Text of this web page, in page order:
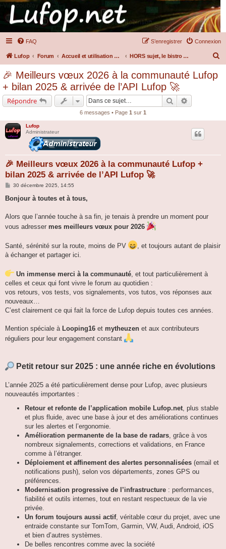
FAQ Connexion
S’enregistrer
Lufop Forum Accueil et utilisation du forum HORS sujet, le bistro chez Lulu !!
🎉 Meilleurs vœux 2026 à la communauté Lufop
+ bilan 2025 & arrivée de l’API Lufop 🚀
Répondre Rechercher
6 messages • Page 1 sur 1
Lufop
Administrateur
🎉 Meilleurs vœux 2026 à la communauté Lufop +
bilan 2025 & arrivée de l’API Lufop 🚀
M
s
g
30 décembre 2025, 14:55
Bonjour à toutes et à tous,
Alors que l’année touche à sa fin, je tenais à prendre un moment pour
vous adresser mes meilleurs vœux pour 2026
Santé, sérénité sur la route, moins de PV
, et toujours autant de plaisir
à échanger et partager ici.
Un immense merci à la communauté, et tout particulièrement à
celles et ceux qui font vivre le forum au quotidien :
vos retours, vos tests, vos signalements, vos tutos, vos réponses aux
nouveaux…
C’est clairement ce qui fait la force de Lufop depuis toutes ces années.
Mention spéciale à Looping16 et mytheuzen et aux contributeurs
réguliers pour leur engagement constant
Petit retour sur 2025 : une année riche en évolutions
L’année 2025 a été particulièrement dense pour Lufop, avec plusieurs
nouveautés importantes :
Retour et refonte de l’application mobile Lufop.net, plus stable
et plus fluide, avec une base à jour et des améliorations continues
sur les alertes et l’ergonomie.
Amélioration permanente de la base de radars, grâce à vos
nombreux signalements, corrections et validations, en France
comme à l’étranger.
Déploiement et affinement des alertes personnalisées (email et
notifications push), selon vos départements, zones GPS ou
préférences.
Modernisation progressive de l’infrastructure : performances,
fiabilité et outils internes, tout en restant respectueux de la vie
privée.
Un forum toujours aussi actif, véritable cœur du projet, avec une
entraide constante sur TomTom, Garmin, VW, Audi, Android, iOS
et bien d’autres systèmes.
De belles rencontres comme avec la société